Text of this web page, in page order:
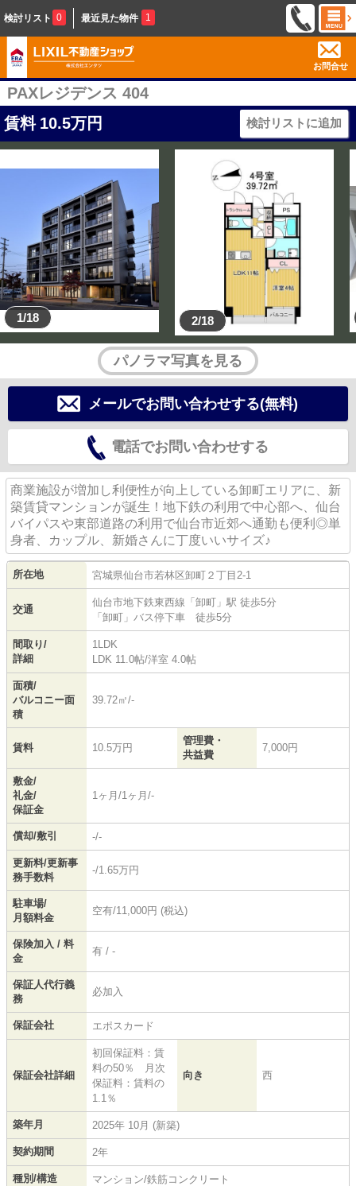
検討リスト 0 最近見た物件 1
お問合せ
PAXレジデンス 404
賃料 10.5万円 検討リストに追加
1/18 2/18
パノラマ写真を見る
メールでお問い合わせする(無料)
電話でお問い合わせする
商業施設が増加し利便性が向上している卸町エリアに、新
築賃貸マンションが誕生！地下鉄の利用で中心部へ、仙台
バイパスや東部道路の利用で仙台市近郊へ通勤も便利◎単
身者、カップル、新婚さんに丁度いいサイズ♪
所在地 宮城県仙台市若林区卸町 ２丁目2-1
交通
仙台市地下鉄東西線 「 卸町 」駅 徒歩5分
「卸町」バス停下車 徒歩5分
間取り/
詳細
1LDK
LDK 11.0帖/洋室 4.0帖
面積/
バルコニー面
積
39.72㎡/-
賃料 10.5万円
管理費・
共益費
7,000円
敷金/
礼金/
保証金
1ヶ月/1ヶ月/-
償却/敷引 -/-
更新料/更新事
務手数料
-/1.65万円
駐車場/
月額料金
空有/11,000円 (税込)
保険加入 / 料
金
有 / -
保証人代行義
務
必加入
保証会社 エポスカード
保証会社詳細
初回保証料：賃
料の50％ 月次
保証料：賃料の
1.1％
向き 西
築年月 2025年 10月 (新築)
契約期間 2年
種別/構造 マンション/鉄筋コンクリート